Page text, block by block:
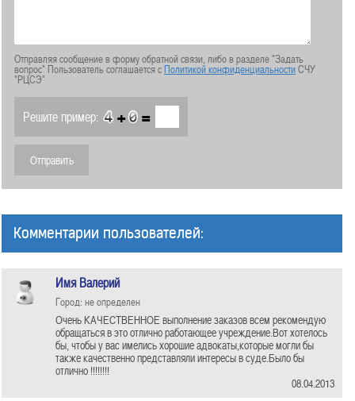
Отправляя сообщение в форму обратной связи, либо в разделе "Задать
вопрос" Пользователь соглашается сПолитикой конфиденциальностиСЧУ
"РЦСЭ"
Решите пример: + =
Комментарии пользователей:
Имя Валерий
Город: не определен
Очень КАЧЕСТВЕННОЕ выполнение заказов всем рекомендую
обращаться в это отлично работающее учреждение.Вот хотелось
бы, чтобы у вас имелись хорошие адвокаты,которые могли бы
также качественно представляли интересы в суде.Было бы
отлично !!!!!!!!
08.04.2013